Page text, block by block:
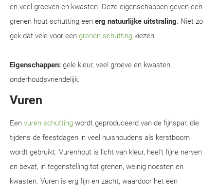
en veel groeven en kwasten. Deze eigenschappen geven een
grenen hout schutting een erg natuurlijke uitstraling. Niet zo
gek dat vele voor een grenen schutting kiezen.
Eigenschappen: gele kleur, veel groeve en kwasten,
onderhoudsvriendelijk.
Vuren
Een vuren schutting wordt geproduceerd van de fijnspar, die
tijdens de feestdagen in veel huishoudens als kerstboom
wordt gebruikt. Vurenhout is licht van kleur, heeft fijne nerven
en bevat, in tegenstelling tot grenen, weinig noesten en
kwasten. Vuren is erg fijn en zacht, waardoor het een